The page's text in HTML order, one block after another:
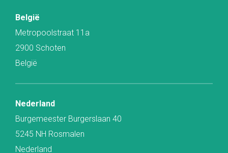
België
Metropoolstraat 11a
2900 Schoten
België
Nederland
Burgemeester Burgerslaan 40
5245 NH Rosmalen
Nederland